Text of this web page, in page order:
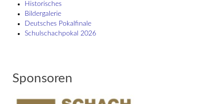
Historisches
Bildergalerie
Deutsches Pokalfinale
Schulschach­pokal 2026
Sponsoren